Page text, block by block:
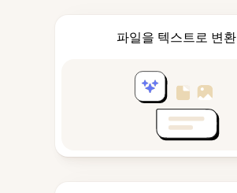
파일을 텍스트로 변환